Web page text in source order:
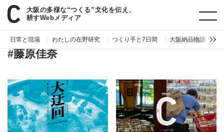
大阪の多様な“つくる”文化を伝え、
耕すWebメディア
日常と現場 わたしの在野研究 つくり手と7日間 大阪納品物語
paperC タグ 藤原佳奈
#藤原佳奈